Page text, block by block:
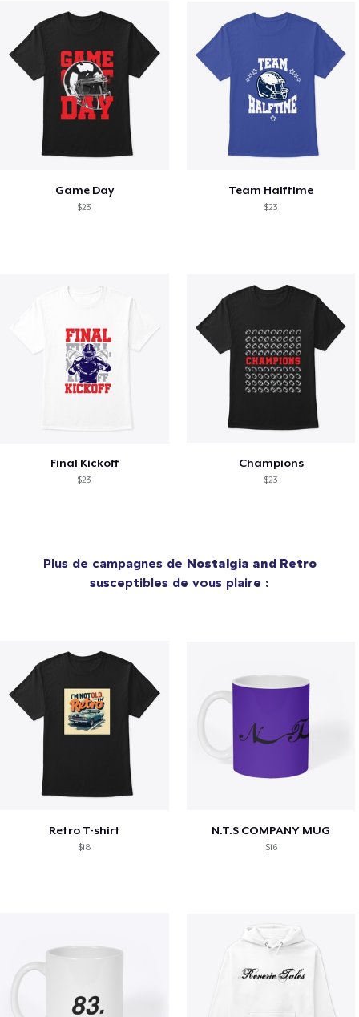
Game Day
$23
Team Halftime
$23
Final Kickoff
$23
Champions
$23
Plus de campagnes de Nostalgia and Retro
susceptibles de vous plaire :
Retro T-shirt
$18
N.T.S COMPANY MUG
$16